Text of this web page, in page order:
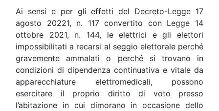
Ai sensi e per gli effetti del Decreto-Legge 17
agosto 20221, n. 117 convertito con Legge 14
ottobre 2021, n. 144, le elettrici e gli elettori
impossibilitati a recarsi al seggio elettorale perché
gravemente ammalati o perché si trovano in
condizioni di dipendenza continuativa e vitale da
apparecchiature elettromedicali, possono
esercitare il proprio diritto di voto presso
l’abitazione in cui dimorano in occasione dello